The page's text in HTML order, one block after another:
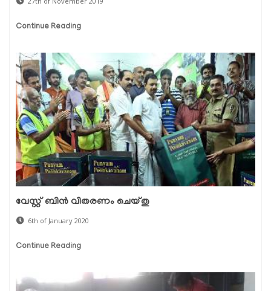
Continue Reading
വേസ്റ്റ് ബിന്‍ വിതരണം ചെയ്തു
6th of January 2020
Continue Reading